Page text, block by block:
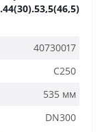
40730017
C250
535 мм
DN300